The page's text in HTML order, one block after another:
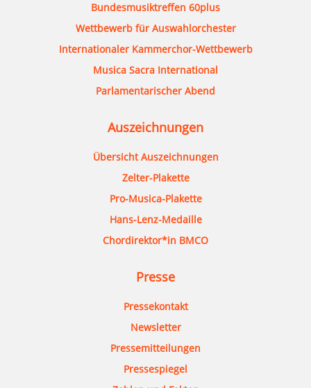
Bundesmusiktreffen 60plus
Wettbewerb für Auswahlorchester
Internationaler Kammerchor-Wettbewerb
Musica Sacra International
Parlamentarischer Abend
Auszeichnungen
Übersicht Auszeichnungen
Zelter-Plakette
Pro-Musica-Plakette
Hans-Lenz-Medaille
Chordirektor*in BMCO
Presse
Pressekontakt
Newsletter
Pressemitteilungen
Pressespiegel